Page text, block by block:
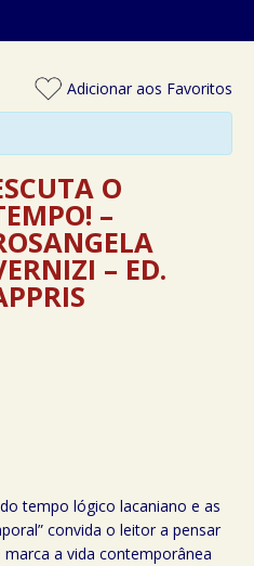
Adicionar aos Favoritos
O
–
– ED.
tempo lógico lacaniano e as
convida o leitor a pensar
a vida contemporânea